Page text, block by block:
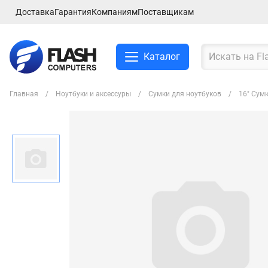
ДоставкаГарантияКомпаниямПоставщикам
Каталог
Главная Ноутбуки и аксессуры Сумки для ноутбуков 16"
Компьютеры и